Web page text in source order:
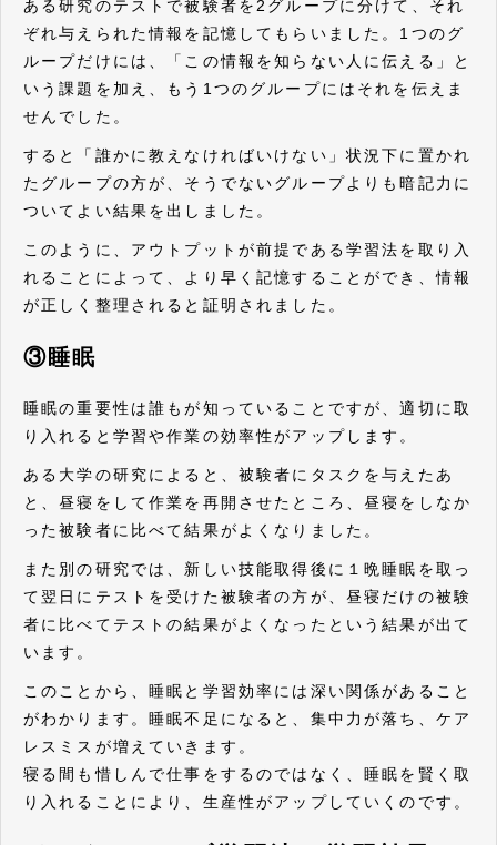
ある研究のテストで被験者を2グループに分けて、それ
ぞれ与えられた情報を記憶してもらいました。1つのグ
ループだけには、「この情報を知らない人に伝える」と
いう課題を加え、もう1つのグループにはそれを伝えま
せんでした。
すると「誰かに教えなければいけない」状況下に置かれ
たグループの方が、そうでないグループよりも暗記力に
ついてよい結果を出しました。
このように、アウトプットが前提である学習法を取り入
れることによって、より早く記憶することができ、情報
が正しく整理されると証明されました。
③睡眠
睡眠の重要性は誰もが知っていることですが、適切に取
り入れると学習や作業の効率性がアップします。
ある大学の研究によると、被験者にタスクを与えたあ
と、昼寝をして作業を再開させたところ、昼寝をしなか
った被験者に比べて結果がよくなりました。
また別の研究では、新しい技能取得後に１晩睡眠を取っ
て翌日にテストを受けた被験者の方が、昼寝だけの被験
者に比べてテストの結果がよくなったという結果が出て
います。
このことから、睡眠と学習効率には深い関係があること
がわかります。睡眠不足になると、集中力が落ち、ケア
レスミスが増えていきます。
寝る間も惜しんで仕事をするのではなく、睡眠を賢く取
り入れることにより、生産性がアップしていくのです。